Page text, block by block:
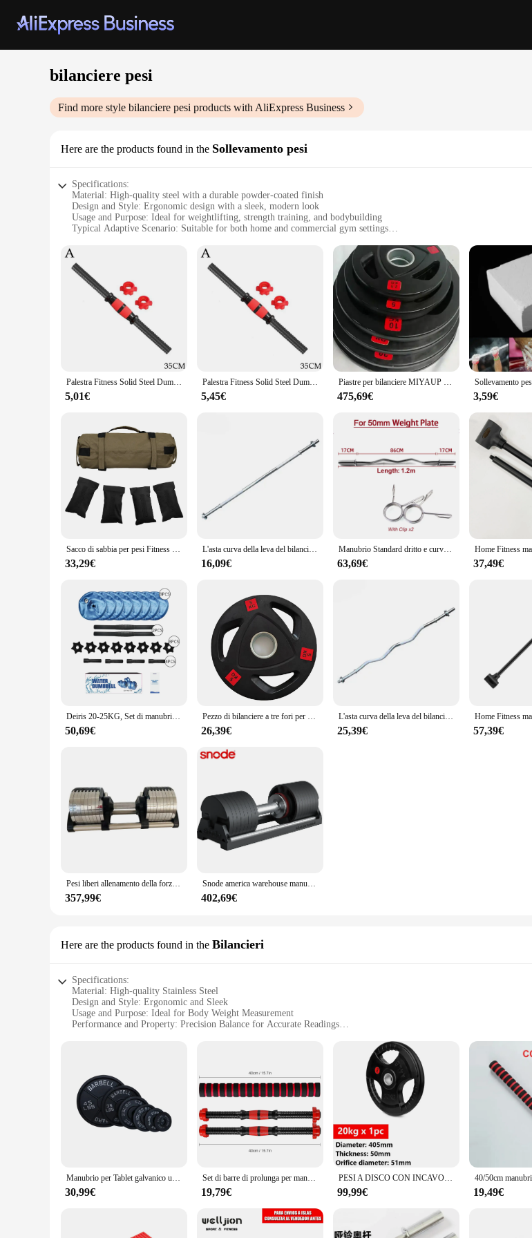
bilanciere pesi
Find more style bilanciere pesi products with AliExpress Business
Here are the products found in the Sollevamento pesi
Specifications:
Material: High-quality steel with a durable powder-coated finish
Design and Style: Ergonomic design with a sleek, modern look
Usage and Purpose: Ideal for weightlifting, strength training, and bodybuilding
Typical Adaptive Scenario: Suitable for both home and commercial gym settings
Performance and Property: Precision-engineered for accurate weight measurements
Features:
|Vendors|
**Enhanced Performance and Accuracy**
The bilanciere pesi is not just a tool for lifting weights; it's a precision instrument designed to enhance your
powder-coated finish offers a smooth, non-slip grip that's easy to clean. The bilanciere pesi is engineered to
Its sleek design complements any gym environment, making it a stylish addition to your training setup.
**Versatile and User-Friendly**
Whether you're a seasoned weightlifter or a beginner, the bilanciere pesi is designed to cater to all levels of fitness
the risk of injury. Available in multiple set configurations, you can choose the one that best suits your needs,
of equipment; it's a partner in your fitness journey, helping you achieve your goals with ease and efficiency.
As a wholesale supplier, we understand the importance of reliability and convenience. Our bilanciere pesi is not
that it can withstand the rigors of frequent use, making it a long-term investment for your fitness regimen. The
without any distractions. Whether you're a fitness professional or an individual looking to improve your strength,
Palestra Fitness Solid Steel Dumbbell Rod Bar F Body Building bilanciere Training forza Body Weight Lift allenamento allenamento Buildin K1l7
5,01€
Palestra Fitness Solid Steel Dumbbell Rod Bar F Body Building sollevamento pesi allenamento allenamento per la forza bilanciere allenamento Body Building
5,45€
Piastre per bilanciere MIYAUP 100kg DDP Total varie specifiche possono essere utilizzate con piastre per pesi con bilanciere
475,69€ 3,59€
Sacco di sabbia per pesi Fitness con 4 sacchetti di riempimento sacchetto di alimentazione per allenamento con i pesi con manici sacchetto di sabbia per sollevamento pesi per esercizi all'aperto
33,29€
L'asta curva della leva del bilanciere da 1M può essere utilizzata con manubri bilanciere da uomo attrezzature per il sollevamento pesi attrezzature per il fitness 1 metro dritto
16,09€
Manubrio Standard dritto e curvo, sollevamento pesi, bilanciere da allenamento, palestra e casa, attrezzature per il Fitness, 25mm, 1.2m, 1.5m
63,69€ 37,49€
Deiris 20-25KG, Set di manubri portatili allenamento muscolare del braccio, palestra Home Fitness, manubri d'acqua con pesi regolabili da viaggio
50,69€
Pezzo di bilanciere a tre fori per sollevamento pesi 20kg pezzo di manubri per attrezzature per il Fitness pacchetto di gomma all'ingrosso pezzo di volano lucido
26,39€
L'asta curva della leva del bilanciere di 1.2m può essere utilizzata con la barra diritta dell'attrezzatura di forma fisica dell'attrezzatura di sollevamento pesi del bilanciere degli uomini dei manubri
25,39€ 57,39€
Pesi liberi allenamento della forza palestra 24KG 32KG 50LB 80LB manubri cromati in vendita Set di manubri regolabili
357,99€
Snode america warehouse manubri regolabili 40kg manubri fitness manubri peso
402,69€
Here are the products found in the Bilancieri
Specifications:
Material: High-quality Stainless Steel
Design and Style: Ergonomic and Sleek
Usage and Purpose: Ideal for Body Weight Measurement
Performance and Property: Precision Balance for Accurate Readings
**Precision and Durability**
Crafted from high-grade stainless steel, the bilanciere pesi ensures durability and longevity. The sleek design not
pesi is engineered to deliver precise measurements, making it an indispensable tool for fitness enthusiasts,
carry, making it a perfect companion for travel or home use.
**Versatility and Convenience**
The bilanciere pesi is designed to cater to a wide range of users. Whether you're a personal trainer, a physician, or
accurate readings, allowing users to monitor their body weight with confidence. Available in sets, this bilanciere
suppliers looking to offer reliable weight measurement solutions to their customers.
**User-Friendly and Adaptive**
equipment that can be used in various settings, from home gyms to medical offices. Its portability and ease of use
tracking your progress or assisting others in theirs, this bilanciere pesi is a reliable and efficient choice.
Manubrio per Tablet galvanico universale, foro grande, sollevamento pesi gratuito, piastra Fitness, famiglia
30,99€
Set di barre di prolunga per manubrio con manubri filettati Set di manubri regolabili per sollevamento pesi Home Gym Fitness esercizio pesi Bar
19,79€
PESI A DISCO CON INCAVO PER AFFERRARE LA MANO, FORO PER BARRA SPESSORE 50 MM, SOLLEVAMENTO 2,5-10 KG, SQUAT, HOME GYM, SPEDIZIONE GRATUITA DALL'EUROPA.
99,99€ 19,49€